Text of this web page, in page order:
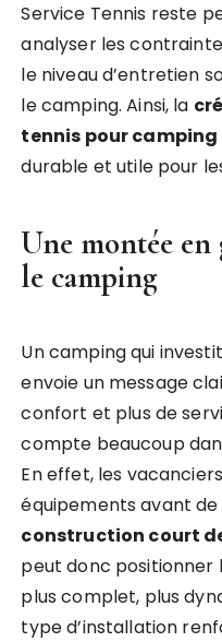
Service Tennis reste
analyser les
le niveau d’entretien
le camping. Ainsi, la
tennis pour camping
durable et utile pour
Une montée
le camping
Un camping qui
envoie un message
confort et plus de
compte beaucoup
En effet, les
équipements avant de
construction court
peut donc positionner
plus complet, plus
type d’installation